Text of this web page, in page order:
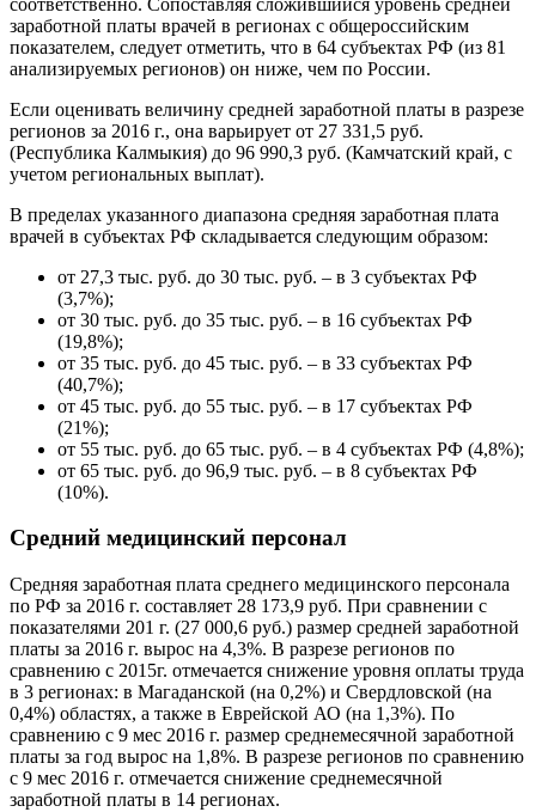
заработной платы врачей в регионах с общероссийским
показателем, следует отметить, что в 64 субъектах РФ (из 81
анализируемых регионов) он ниже, чем по России.
Если оценивать величину средней заработной платы в разрезе
регионов за 2016 г., она варьирует от 27 331,5 руб.
(Республика Калмыкия) до 96 990,3 руб. (Камчатский край, с
учетом региональных выплат).
В пределах указанного диапазона средняя заработная плата
врачей в субъектах РФ складывается следующим образом:
от 27,3 тыс. руб. до 30 тыс. руб. – в 3 субъектах РФ
(3,7%);
от 30 тыс. руб. до 35 тыс. руб. – в 16 субъектах РФ
(19,8%);
от 35 тыс. руб. до 45 тыс. руб. – в 33 субъектах РФ
(40,7%);
от 45 тыс. руб. до 55 тыс. руб. – в 17 субъектах РФ
(21%);
от 55 тыс. руб. до 65 тыс. руб. – в 4 субъектах РФ (4,8%);
от 65 тыс. руб. до 96,9 тыс. руб. – в 8 субъектах РФ
(10%).
Средний медицинский персонал
Средняя заработная плата среднего медицинского персонала
по РФ за 2016 г. составляет 28 173,9 руб. При сравнении с
показателями 201 г. (27 000,6 руб.) размер средней заработной
платы за 2016 г. вырос на 4,3%. В разрезе регионов по
сравнению с 2015г. отмечается снижение уровня оплаты труда
в 3 регионах: в Магаданской (на 0,2%) и Свердловской (на
0,4%) областях, а также в Еврейской АО (на 1,3%). По
сравнению с 9 мес 2016 г. размер среднемесячной заработной
платы за год вырос на 1,8%. В разрезе регионов по сравнению
с 9 мес 2016 г. отмечается снижение среднемесячной
заработной платы в 14 регионах.